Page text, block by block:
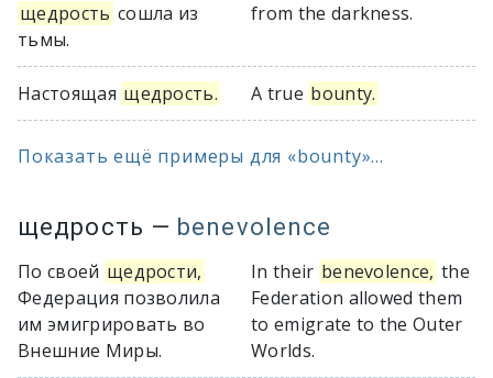
щедрость сошла из
тьмы.
from the darkness.
Настоящая щедрость. A true bounty.
Показать ещё примеры для «bounty»...
щедрость — benevolence
По своей щедрости,
Федерация позволила
им эмигрировать во
Внешние Миры.
In their benevolence, the
Federation allowed them
to emigrate to the Outer
Worlds.